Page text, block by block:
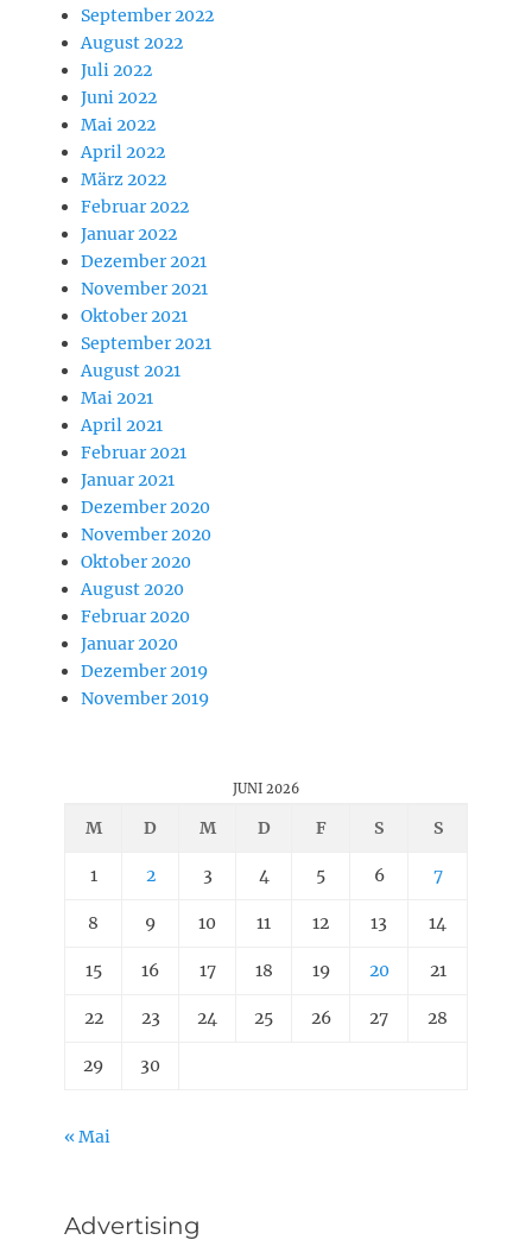
September 2022
August 2022
Juli 2022
Juni 2022
Mai 2022
April 2022
März 2022
Februar 2022
Januar 2022
Dezember 2021
November 2021
Oktober 2021
September 2021
August 2021
Mai 2021
April 2021
Februar 2021
Januar 2021
Dezember 2020
November 2020
Oktober 2020
August 2020
Februar 2020
Januar 2020
Dezember 2019
November 2019
JUNI 2026
M D M D F S S
1 2 3 4 5 6 7
8 9 10 11 12 13 14
15 16 17 18 19 20 21
22 23 24 25 26 27 28
29 30
« Mai
Advertising